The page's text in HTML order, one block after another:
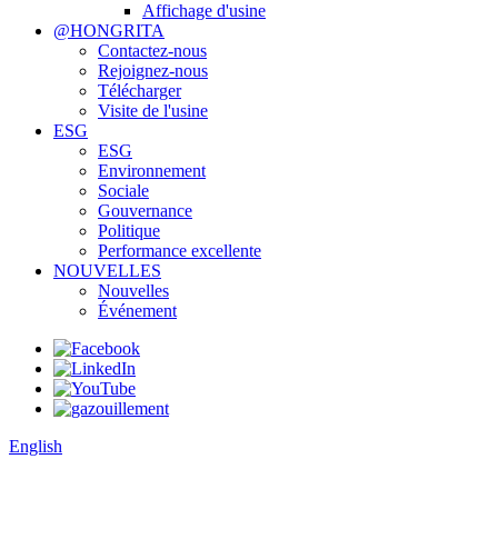
Affichage d'usine
@HONGRITA
Contactez-nous
Rejoignez-nous
Télécharger
Visite de l'usine
ESG
ESG
Environnement
Sociale
Gouvernance
Politique
Performance excellente
NOUVELLES
Nouvelles
Événement
English